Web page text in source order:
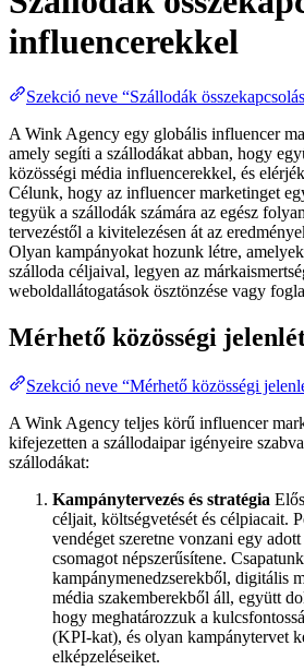
influencerekkel
Szekció neve “Szállodák
A Wink Agency egy globális influencer
amely segíti a szállodákat abban, hogy
közösségi média influencerekkel, és
Célunk, hogy az influencer marketinget
tegyük a szállodák számára az egész
tervezéstől a kivitelezésen át az
Olyan kampányokat hozunk létre,
szálloda céljaival, legyen az
weboldallátogatások ösztönzése vagy
Mérhető közösségi
Szekció neve “Mérhető közösségi
A Wink Agency teljes körű influencer
kifejezetten a szállodaipar igényeire
szállodákat:
Kampánytervezés és stratégia
céljait, költségvetését és célpiacait.
vendéget szeretne vonzani egy
csomagot népszerűsítene.
kampánymenedzserekből, digitális
média szakemberekből áll, együtt
hogy meghatározzuk a
(KPI-kat), és olyan kampánytervet
elképzeléseiket.